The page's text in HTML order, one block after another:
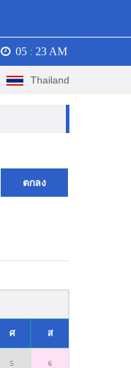
05 : 23 AM
Thailand
ตกลง
ศ ส
5 6